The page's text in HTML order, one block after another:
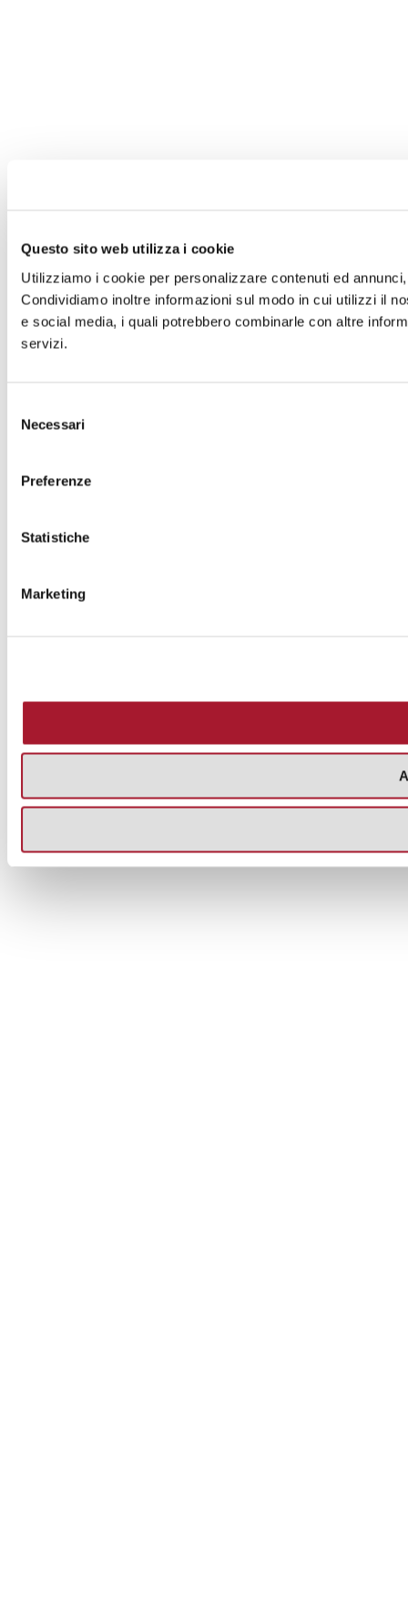
Questo sito web utilizza i cookie
Utilizziamo i cookie per personalizzare contenuti ed
Condividiamo inoltre informazioni sul modo in cui utilizzi il
e social media, i quali potrebbero combinarle con altre
servizi.
delNecessari
Preferenze
Statistiche
Marketing